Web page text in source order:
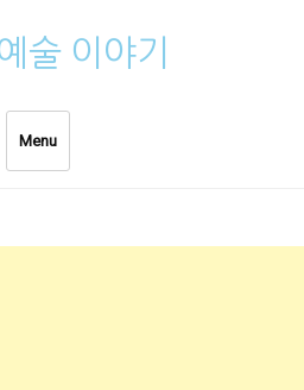
술 이야기
Menu